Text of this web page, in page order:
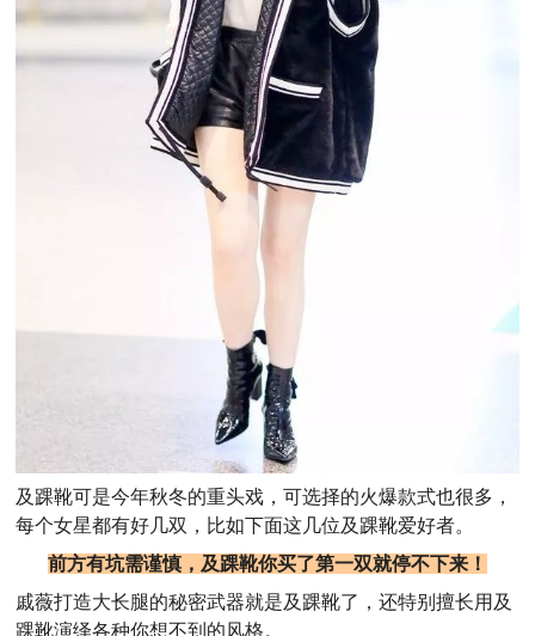
及踝靴可是今年秋冬的重头戏，可选择的火爆款式也很多，
每个女星都有好几双，比如下面这几位及踝靴爱好者。
前方有坑需谨慎，及踝靴你买了第一双就停不下来！
戚薇打造大长腿的秘密武器就是及踝靴了，还特别擅长用及
踝靴演绎各种你想不到的风格。